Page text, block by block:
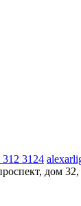
3124
дом 32,